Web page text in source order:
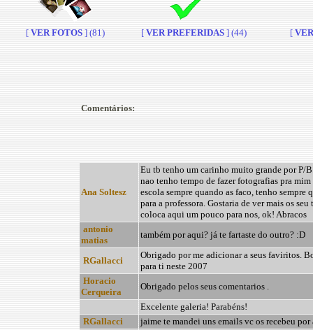
[VER FOTOS ] (81) [VER PREFERIDAS ] (44) [
Comentários:
Ana Soltesz
Eu tb tenho um carinho muito grande por P/
nao tenho tempo de fazer fotografias pra mim
escola sempre quando as faco, tenho sempre
para a professora. Gostaria de ver mais os seu
coloca aqui um pouco para nos, ok! Abracos
antonio
matias
também por aqui? já te fartaste do outro? :D
RGallacci
Obrigado por me adicionar a seus faviritos.
para ti neste 2007
Horacio
Cerqueira
Obrigado pelos seus comentarios .
Excelente galeria! Parabéns!
RGallacci
jaime te mandei uns emails vc os recebeu por